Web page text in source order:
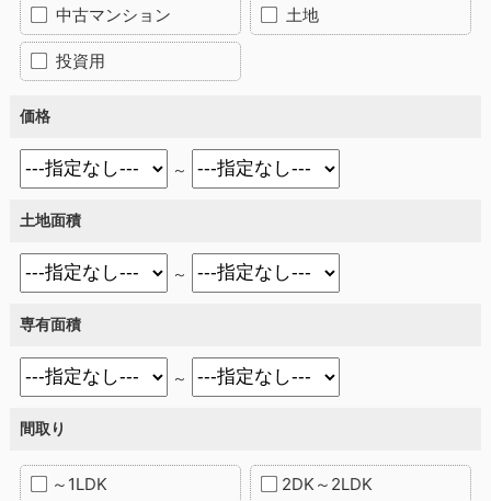
中古マンション 土地
投資用
価格
～
土地面積
～
専有面積
～
間取り
～1LDK 2DK～2LDK